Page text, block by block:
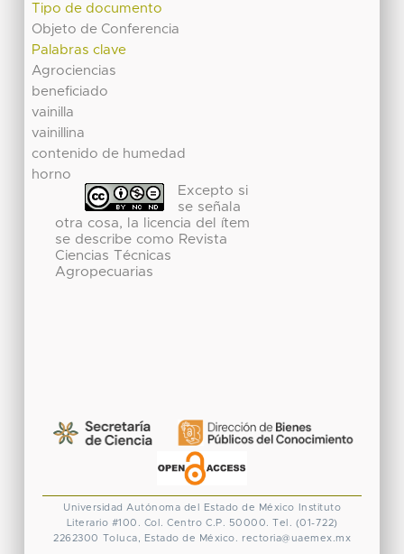
Tipo de documento
Objeto de Conferencia
Palabras clave
Agrociencias
beneficiado
vainilla
vainillina
contenido de humedad
horno
Excepto si
se señala
otra cosa, la licencia del ítem
se describe como Revista
Ciencias Técnicas
Agropecuarias
Universidad Autónoma del Estado de México
Instituto
Literario #100. Col. Centro C.P. 50000. Tel. (01-722)
2262300 Toluca, Estado de México. rectoria@uaemex.mx